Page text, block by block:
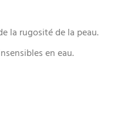
la rugosité de la peau.
en eau.